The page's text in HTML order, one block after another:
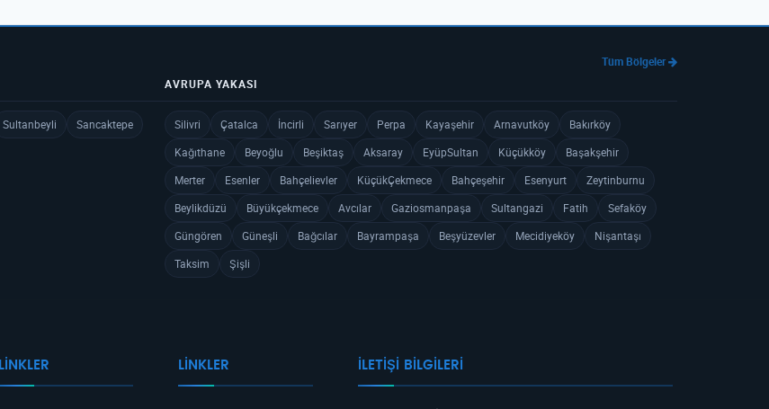
Tüm Bölgeler
Sultanbeyli
Sancaktepe
AVRUPA YAKASI
Silivri Çatalca İncirli Sarıyer Perpa Kayaşehir Arnavutköy
Bakırköy
Kağıthane
Beyoğlu Beşiktaş Aksaray EyüpSultan Küçükköy
Başakşehir
Merter
Esenler Bahçelievler KüçükÇekmece Bahçeşehir Esenyurt
Zeytinburnu
Beylikdüzü
Büyükçekmece Avcılar Gaziosmanpaşa Sultangazi Fatih
Sefaköy
Güngören
Güneşli Bağcılar Bayrampaşa Beşyüzevler Mecidiyeköy
Nişantaşı
Taksim
Şişli
LINKLER LINKLER İLETIŞI BILGILERI